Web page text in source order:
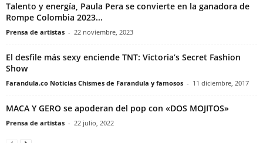
Talento y energía, Paula Pera se convierte en la ganadora de
Rompe Colombia 2023...
Prensa de artistas - 22 noviembre, 2023
El desfile más sexy enciende TNT: Victoria’s Secret Fashion
Show
Farandula.co Noticias Chismes de Farandula y famosos - 11 diciembre, 2017
MACA Y GERO se apoderan del pop con «DOS MOJITOS»
Prensa de artistas - 22 julio, 2022